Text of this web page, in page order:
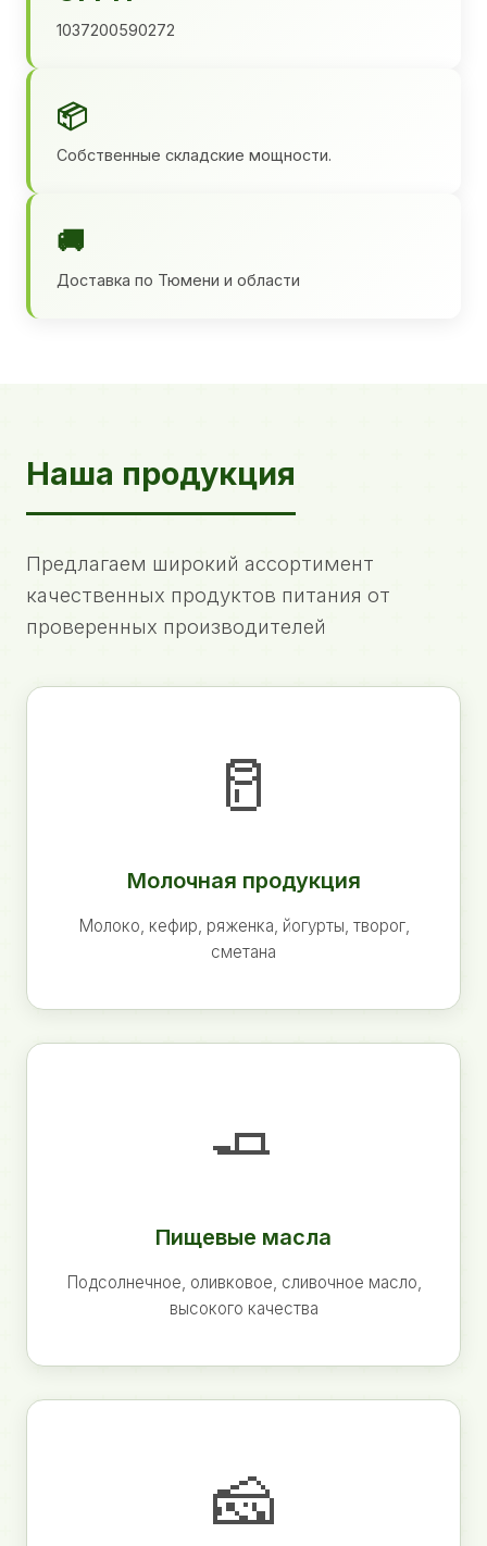
1037200590272
📦
Собственные складские мощности.
🚚
Доставка по Тюмени и области
Наша продукция
Предлагаем широкий ассортимент
качественных продуктов питания от
проверенных производителей
🥛
Молочная продукция
Молоко, кефир, ряженка, йогурты, творог,
сметана
🧈
Пищевые масла
Подсолнечное, оливковое, сливочное масло,
высокого качества
🧀